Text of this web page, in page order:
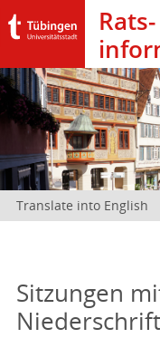
Rats­
Translate into English
Sitzungen